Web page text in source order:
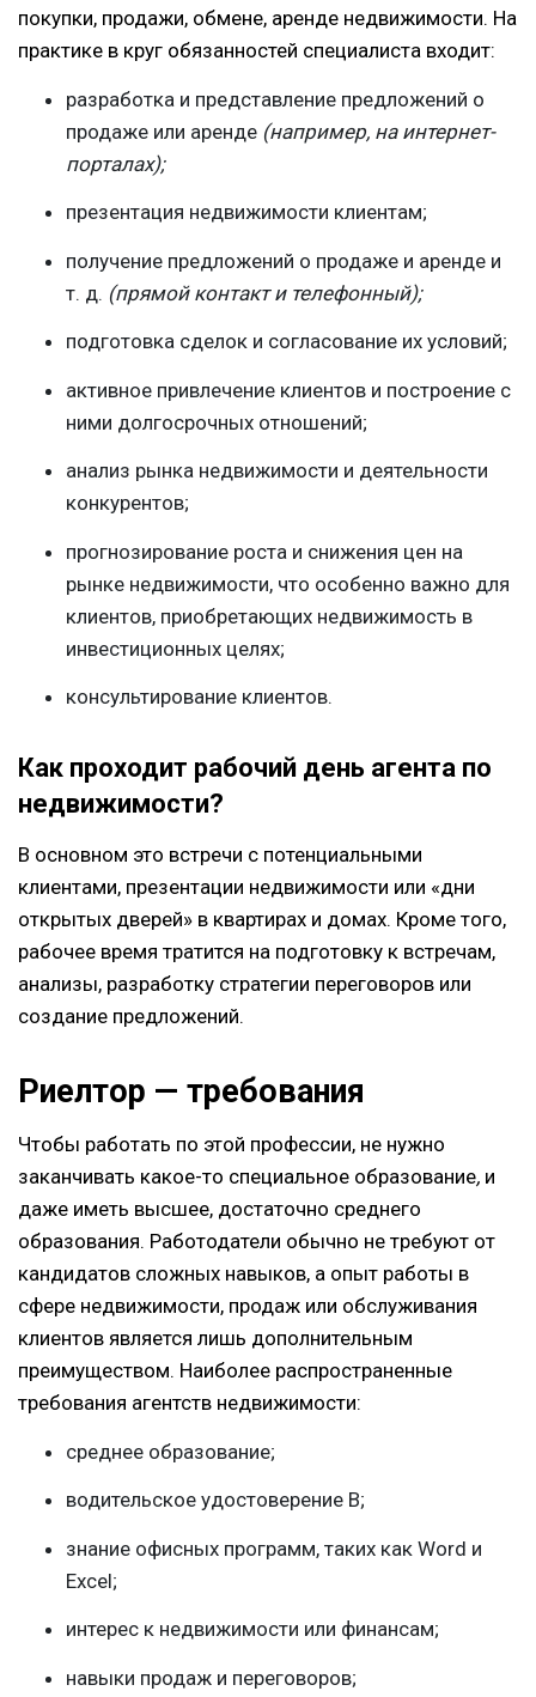
покупки, продажи, обмене, аренде недвижимости. На
практике в круг обязанностей специалиста входит:
разработка и представление предложений о
продаже или аренде (например, на интернет-
порталах);
презентация недвижимости клиентам;
получение предложений о продаже и аренде и
т. д. (прямой контакт и телефонный);
подготовка сделок и согласование их условий;
активное привлечение клиентов и построение с
ними долгосрочных отношений;
анализ рынка недвижимости и деятельности
конкурентов;
прогнозирование роста и снижения цен на
рынке недвижимости, что особенно важно для
клиентов, приобретающих недвижимость в
инвестиционных целях;
консультирование клиентов.
Как проходит рабочий день агента по
недвижимости?
В основном это встречи с потенциальными
клиентами, презентации недвижимости или «дни
открытых дверей» в квартирах и домах. Кроме того,
рабочее время тратится на подготовку к встречам,
анализы, разработку стратегии переговоров или
создание предложений.
Риелтор — требования
Чтобы работать по этой профессии, не нужно
заканчивать какое-то специальное образование, и
даже иметь высшее, достаточно среднего
образования. Работодатели обычно не требуют от
кандидатов сложных навыков, а опыт работы в
сфере недвижимости, продаж или обслуживания
клиентов является лишь дополнительным
преимуществом. Наиболее распространенные
требования агентств недвижимости:
среднее образование;
водительское удостоверение В;
знание офисных программ, таких как Word и
Excel;
интерес к недвижимости или финансам;
навыки продаж и переговоров;